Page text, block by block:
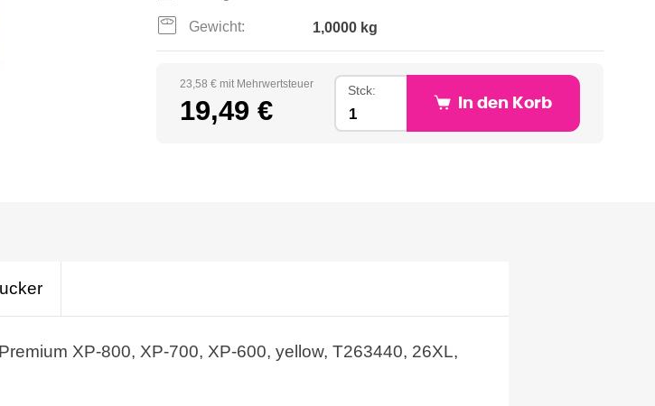
Gewicht: 1,0000 kg
23,58 € mit Mehrwertsteuer
19,49 €
Stck:
In den Korb
XP-800, XP-700, XP-600, yellow, T263440, 26XL,